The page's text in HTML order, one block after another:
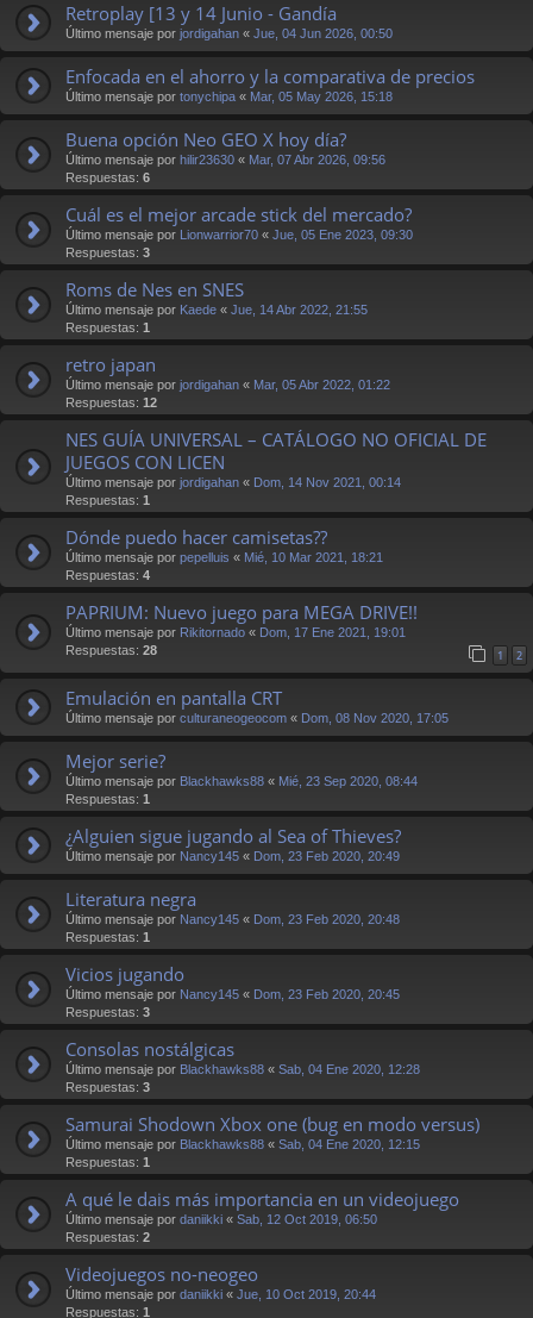
Retroplay [13 y 14 Junio - Gandía
Último mensaje por jordigahan « Jue, 04 Jun 2026, 00:50
Enfocada en el ahorro y la comparativa de precios
Último mensaje por tonychipa « Mar, 05 May 2026, 15:18
Buena opción Neo GEO X hoy día?
Último mensaje por hilir23630 « Mar, 07 Abr 2026, 09:56
Respuestas: 6
Cuál es el mejor arcade stick del mercado?
Último mensaje por Lionwarrior70 « Jue, 05 Ene 2023, 09:30
Respuestas: 3
Roms de Nes en SNES
Último mensaje por Kaede « Jue, 14 Abr 2022, 21:55
Respuestas: 1
retro japan
Último mensaje por jordigahan « Mar, 05 Abr 2022, 01:22
Respuestas: 12
NES GUÍA UNIVERSAL – CATÁLOGO NO OFICIAL DE
JUEGOS CON LICEN
Último mensaje por jordigahan « Dom, 14 Nov 2021, 00:14
Respuestas: 1
Dónde puedo hacer camisetas??
Último mensaje por pepelluis « Mié, 10 Mar 2021, 18:21
Respuestas: 4
PAPRIUM: Nuevo juego para MEGA DRIVE!!
Último mensaje por Rikitornado « Dom, 17 Ene 2021, 19:01
Respuestas: 28 1 2
Emulación en pantalla CRT
Último mensaje por culturaneogeocom « Dom, 08 Nov 2020, 17:05
Mejor serie?
Último mensaje por Blackhawks88 « Mié, 23 Sep 2020, 08:44
Respuestas: 1
¿Alguien sigue jugando al Sea of Thieves?
Último mensaje por Nancy145 « Dom, 23 Feb 2020, 20:49
Literatura negra
Último mensaje por Nancy145 « Dom, 23 Feb 2020, 20:48
Respuestas: 1
Vicios jugando
Último mensaje por Nancy145 « Dom, 23 Feb 2020, 20:45
Respuestas: 3
Consolas nostálgicas
Último mensaje por Blackhawks88 « Sab, 04 Ene 2020, 12:28
Respuestas: 3
Samurai Shodown Xbox one (bug en modo versus)
Último mensaje por Blackhawks88 « Sab, 04 Ene 2020, 12:15
Respuestas: 1
A qué le dais más importancia en un videojuego
Último mensaje por daniikki « Sab, 12 Oct 2019, 06:50
Respuestas: 2
Videojuegos no-neogeo
Último mensaje por daniikki « Jue, 10 Oct 2019, 20:44
Respuestas: 1